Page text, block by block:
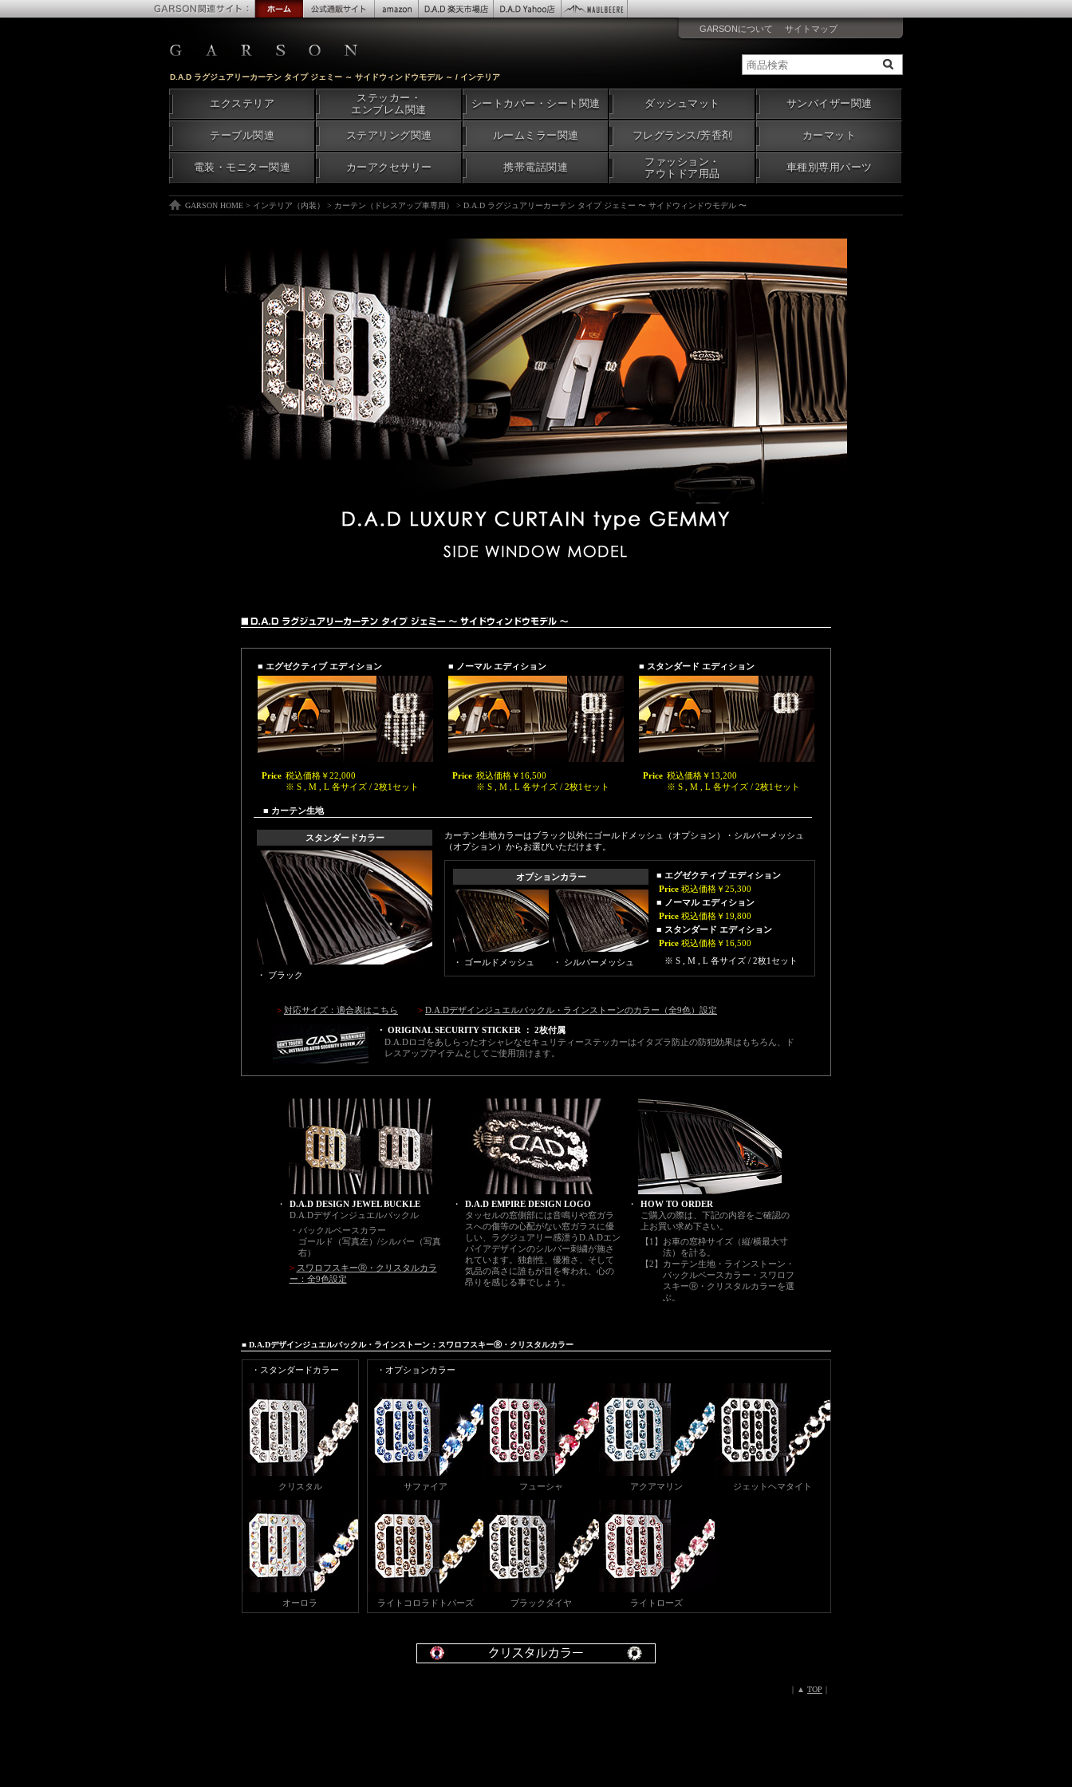
D.A.D ラグジュアリーカーテン タイプ ジェミー ～ サイドウィンドウモデル ～ / インテリア
エクステリア
ステッカー・
エンブレム関連
シートカバー・シート関連 ダッシュマット サンバイザー関連
テーブル関連 ステアリング関連 ルームミラー関連 フレグランス/芳香剤 カーマット
電装・モニター関連 カーアクセサリー 携帯電話関連
ファッション・
アウトドア用品
車種別専用パーツ
GARSONについて サイトマップ
GARSON HOME > インテリア（内装） > カーテン（ドレスアップ車専用） > D.A.D ラグジュアリーカーテン タイプ ジェミー 〜 サイドウィンドウモデル 〜
■ エグゼクティブ エディション
Price 税込価格￥22,000
※ S , M , L 各サイズ / 2枚1セット
■ ノーマル エディション
Price 税込価格￥16,500
※ S , M , L 各サイズ / 2枚1セット
■ スタンダード エディション
Price 税込価格￥13,200
※ S , M , L 各サイズ / 2枚1セット
■ カーテン生地
スタンダードカラー
・ ブラック
カーテン生地カラーはブラック以外にゴールドメッシュ（オプション）・シルバーメッシュ
（オプション）からお選びいただけます。
オプションカラー
・ ゴールドメッシュ ・ シルバーメッシュ
■ エグゼクティブ エディション
Price 税込価格￥25,300
■ ノーマル エディション
Price 税込価格￥19,800
■ スタンダード エディション
Price 税込価格￥16,500
※ S , M , L 各サイズ / 2枚1セット
> 対応サイズ：適合表はこちら > D.A.Dデザインジュエルバックル・ラインストーンのカラー（全9色）設定
・ ORIGINAL SECURITY STICKER ： 2枚付属
D.A.Dロゴをあしらったオシャレなセキュリティーステッカーはイタズラ防止の防犯効果はもちろん、ド
レスアップアイテムとしてご使用頂けます。
・
D.A.D DESIGN JEWEL BUCKLE
D.A.Dデザインジュエルバックル
・ バックルベースカラー
ゴールド（写真左）/シルバー（写真
右）
> スワロフスキーⓇ・クリスタルカラ
ー：全9色設定
・
D.A.D EMPIRE DESIGN LOGO
タッセルの窓側部には音鳴りや窓ガラ
スへの傷等の心配がない窓ガラスに優
しい、ラグジュアリー感漂うD.A.Dエン
パイアデザインのシルバー刺繍が施さ
れています。独創性、優雅さ、そして
気品の高さに誰もが目を奪われ、心の
昂りを感じる事でしょう。
・
HOW TO ORDER
ご購入の際は、下記の内容をご確認の
上お買い求め下さい。
【1】
お車の窓枠サイズ（縦/横最大寸
法）を計る。
【2】
カーテン生地・ラインストーン・
バックルベースカラー・スワロフ
スキーⓇ・クリスタルカラーを選
ぶ。
■ D.A.Dデザインジュエルバックル・ラインストーン：スワロフスキーⓇ・クリスタルカラー
・スタンダードカラー
クリスタル
オーロラ
・オプションカラー
サファイア フューシャ アクアマリン ジェットヘマタイト
ライトコロラドトパーズ ブラックダイヤ ライトローズ
｜▲ TOP ｜